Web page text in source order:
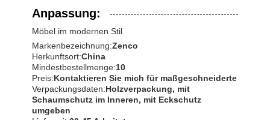
Anpassung:
Möbel im modernen Stil
Markenbezeichnung:Zenco
Herkunftsort:China
Mindestbestellmenge:10
Preis:Kontaktieren Sie mich für maßgeschneiderte
Verpackungsdaten:Holzverpackung, mit
Schaumschutz im Inneren, mit Eckschutz
umgeben